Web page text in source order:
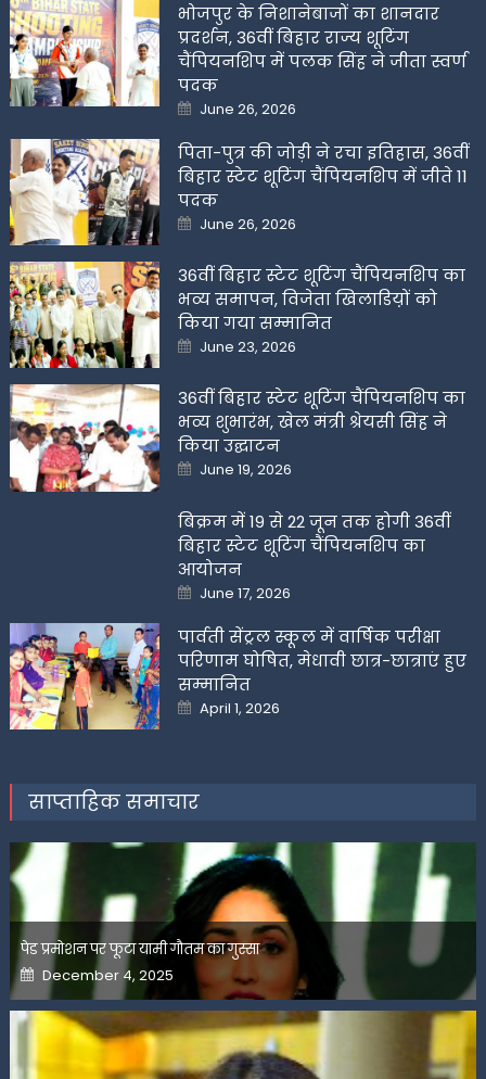
भोजपुर के निशानेबाजों का शानदार
प्रदर्शन, 36वीं बिहार राज्य शूटिंग
चैंपियनशिप में पलक सिंह ने जीता स्वर्ण
पदक
Posted
on
June 26, 2026
पिता-पुत्र की जोड़ी ने रचा इतिहास, 36वीं
बिहार स्टेट शूटिंग चैंपियनशिप में जीते 11
पदक
Posted
on
June 26, 2026
36वीं बिहार स्टेट शूटिंग चैंपियनशिप का
भव्य समापन, विजेता खिलाडिय़ों को
किया गया सम्मानित
Posted
on
June 23, 2026
36वीं बिहार स्टेट शूटिंग चैंपियनशिप का
भव्य शुभारंभ, खेल मंत्री श्रेयसी सिंह ने
किया उद्घाटन
Posted
on
June 19, 2026
बिक्रम में 19 से 22 जून तक होगी 36वीं
बिहार स्टेट शूटिंग चैंपियनशिप का
आयोजन
Posted
on
June 17, 2026
पार्वती सेंट्रल स्कूल में वार्षिक परीक्षा
परिणाम घोषित, मेधावी छात्र-छात्राएं हुए
सम्मानित
Posted
on
April 1, 2026
साप्ताहिक समाचार
पेड प्रमोशन पर फूटा यामी गौतम का गुस्सा
Posted
on
December 4, 2025